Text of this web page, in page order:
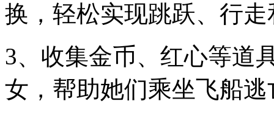
换，轻松实现跳跃、行
3、收集金币、红心等道
女，帮助她们乘坐飞船